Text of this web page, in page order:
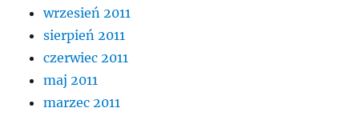
wrzesień 2011
sierpień 2011
czerwiec 2011
maj 2011
marzec 2011